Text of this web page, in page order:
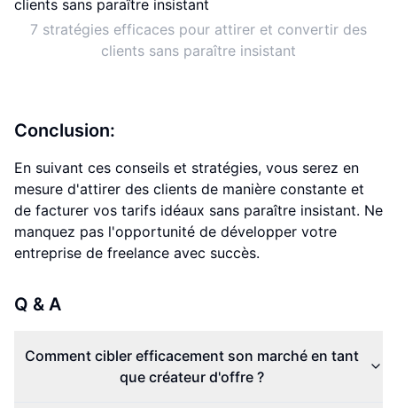
7 stratégies efficaces pour attirer et convertir des
clients sans paraître insistant
Conclusion:
En suivant ces conseils et stratégies, vous serez en
mesure d'attirer des clients de manière constante et
de facturer vos tarifs idéaux sans paraître insistant. Ne
manquez pas l'opportunité de développer votre
entreprise de freelance avec succès.
Q & A
Comment cibler efficacement son marché en tant
que créateur d'offre ?